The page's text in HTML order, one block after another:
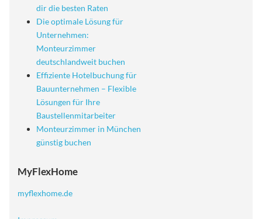
dir die besten Raten
Die optimale Lösung für
Unternehmen:
Monteurzimmer
deutschlandweit buchen
Effiziente Hotelbuchung für
Bauunternehmen – Flexible
Lösungen für Ihre
Baustellenmitarbeiter
Monteurzimmer in München
günstig buchen
MyFlexHome
myflexhome.de